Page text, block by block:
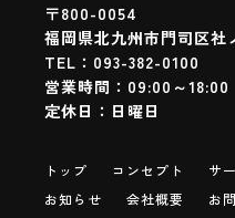
〒800-0054
福岡県北九州市門司区社
TEL：093-382-0100
営業時間： 09:00～18:00
定休日：日曜日
トップ コンセプト サ
お知らせ
会社概要 お